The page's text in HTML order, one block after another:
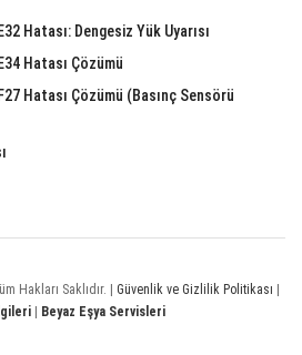
Hatası: Dengesiz Yük Uyarısı
Hatası Çözümü
Hatası Çözümü (Basınç Sensörü
Hakları Saklıdır. | Güvenlik ve Gizlilik Politikası |
| Beyaz Eşya Servisleri